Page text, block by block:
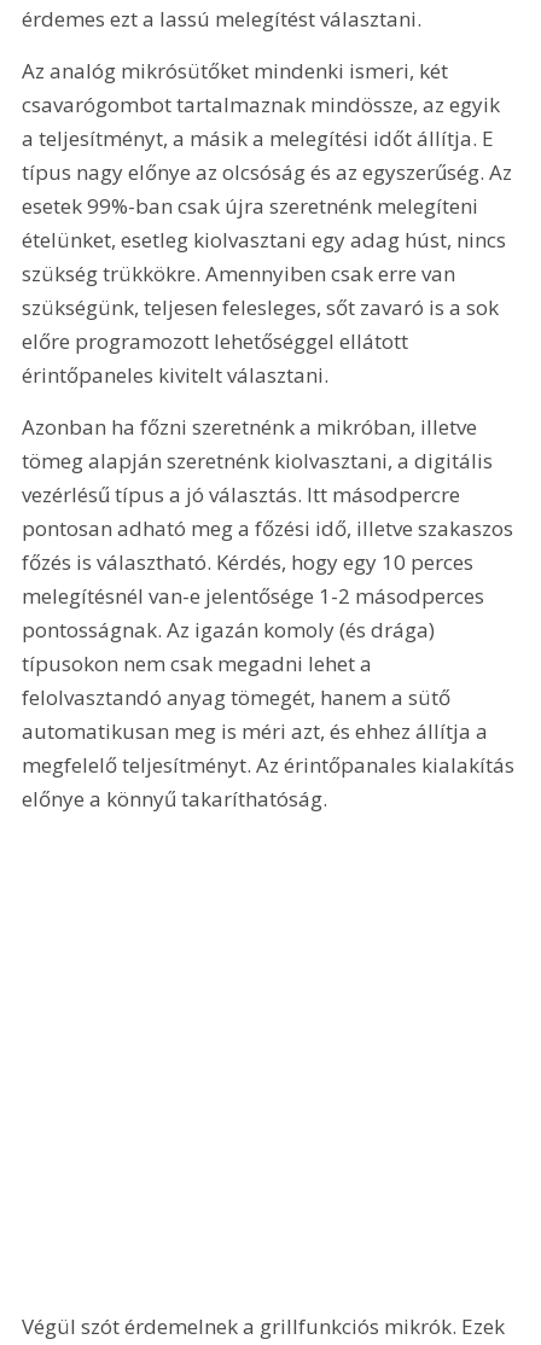
érdemes ezt a lassú melegítést választani.
Az analóg mikrósütőket mindenki ismeri, két
csavarógombot tartalmaznak mindössze, az egyik
a teljesítményt, a másik a melegítési időt állítja. E
típus nagy előnye az olcsóság és az egyszerűség. Az
esetek 99%-ban csak újra szeretnénk melegíteni
ételünket, esetleg kiolvasztani egy adag húst, nincs
szükség trükkökre. Amennyiben csak erre van
szükségünk, teljesen felesleges, sőt zavaró is a sok
előre programozott lehetőséggel ellátott
érintőpaneles kivitelt választani.
Azonban ha főzni szeretnénk a mikróban, illetve
tömeg alapján szeretnénk kiolvasztani, a digitális
vezérlésű típus a jó választás. Itt másodpercre
pontosan adható meg a főzési idő, illetve szakaszos
főzés is választható. Kérdés, hogy egy 10 perces
melegítésnél van-e jelentősége 1-2 másodperces
pontosságnak. Az igazán komoly (és drága)
típusokon nem csak megadni lehet a
felolvasztandó anyag tömegét, hanem a sütő
automatikusan meg is méri azt, és ehhez állítja a
megfelelő teljesítményt. Az érintőpanales kialakítás
előnye a könnyű takaríthatóság.
Végül szót érdemelnek a grillfunkciós mikrók. Ezek